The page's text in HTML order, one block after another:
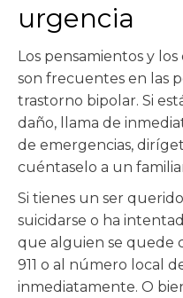
urgencia
Los pensamientos y
son frecuentes en las
trastorno bipolar. Si
daño, llama de
de emergencias,
cuéntaselo a un
Si tienes un ser
suicidarse o ha
que alguien se quede
911 o al número local
inmediatamente. O